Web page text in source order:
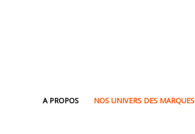
A PROPOS NOS UNIVERS DES MARQUES